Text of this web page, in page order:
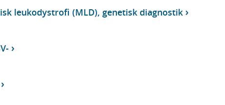
leukodystrofi (MLD), genetisk diagnostik